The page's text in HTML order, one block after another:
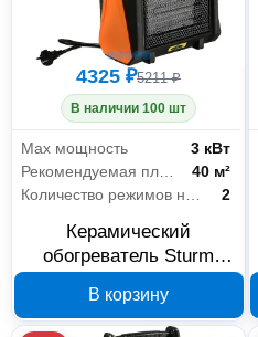
4325 ₽5211 ₽
В наличии 100 шт
Max мощность
3 кВт
40 м²
2
Керамический
обогреватель Sturm
В корзину